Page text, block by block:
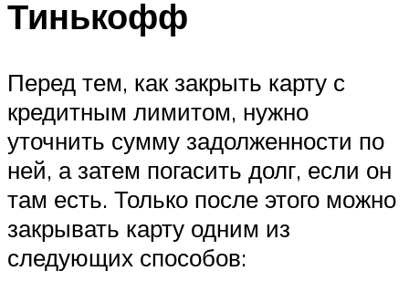
Тинькофф
Перед тем, как закрыть карту с
кредитным лимитом, нужно
уточнить сумму задолженности по
ней, а затем погасить долг, если он
там есть. Только после этого можно
закрывать карту одним из
следующих способов: